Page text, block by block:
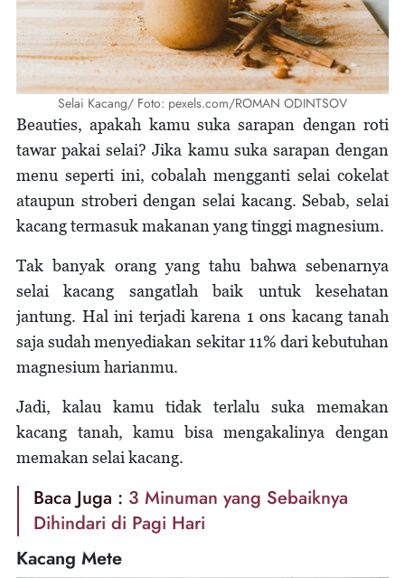
Selai Kacang/ Foto: pexels.com/ROMAN ODINTSOV
Beauties, apakah kamu suka sarapan dengan roti
tawar pakai selai? Jika kamu suka sarapan dengan
menu seperti ini, cobalah mengganti selai cokelat
ataupun stroberi dengan selai kacang. Sebab, selai
kacang termasuk makanan yang tinggi magnesium.
Tak banyak orang yang tahu bahwa sebenarnya
selai kacang sangatlah baik untuk kesehatan
jantung. Hal ini terjadi karena 1 ons kacang tanah
saja sudah menyediakan sekitar 11% dari kebutuhan
magnesium harianmu.
Jadi, kalau kamu tidak terlalu suka memakan
kacang tanah, kamu bisa mengakalinya dengan
memakan selai kacang.
Baca Juga : 3 Minuman yang Sebaiknya
Dihindari di Pagi Hari
Kacang Mete